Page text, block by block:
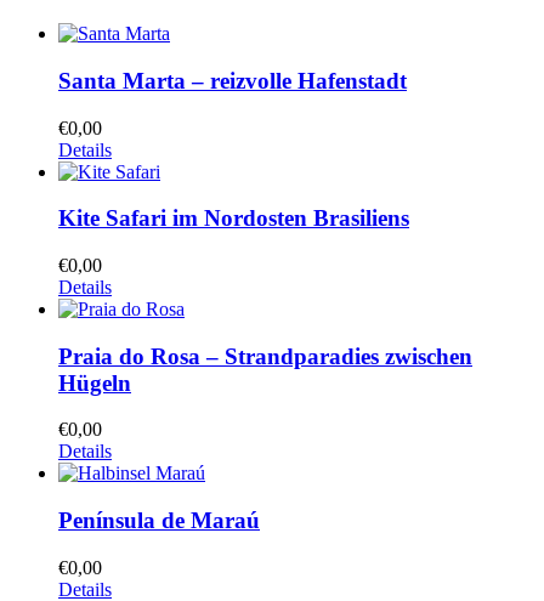
Santa Marta – reizvolle Hafenstadt
€0,00
Details
Kite Safari im Nordosten Brasiliens
€0,00
Details
Praia do Rosa – Strandparadies zwischen
Hügeln
€0,00
Details
Península de Maraú
€0,00
Details